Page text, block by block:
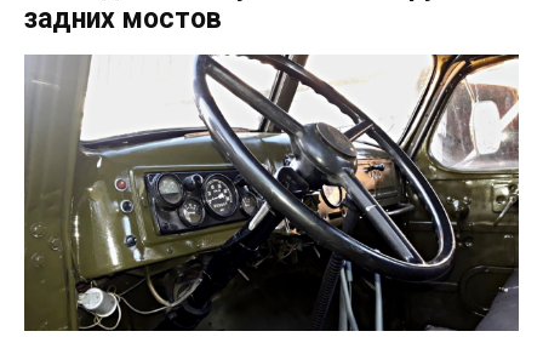
задних мостов